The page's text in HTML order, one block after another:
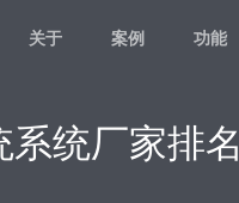
关于 案例 功能
统厂家排名